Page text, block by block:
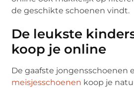
de geschikte schoenen vindt.
De leukste
koop je online
De gaafste jongensschoenen
meisjesschoenen koop je